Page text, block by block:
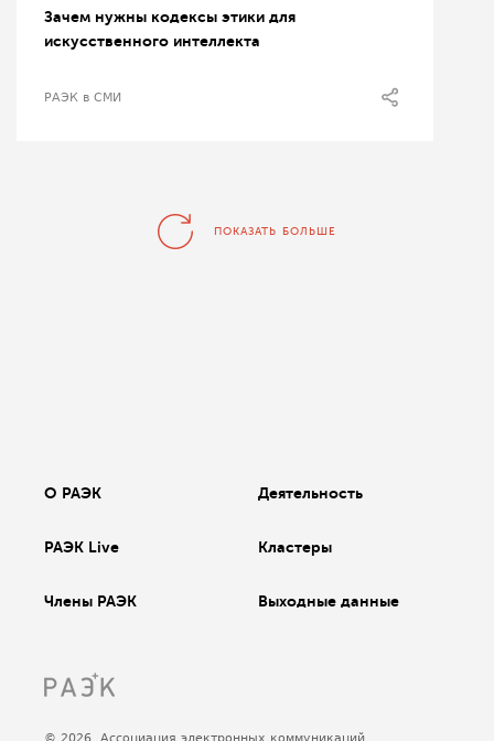
Зачем нужны кодексы этики для
искусственного интеллекта
РАЭК в СМИ
ПОКАЗАТЬ БОЛЬШЕ
О РАЭК Деятельность
РАЭК Live Кластеры
Члены РАЭК Выходные данные